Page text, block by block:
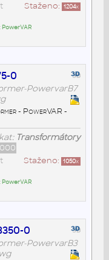
Staženo: 1204x
PowerVAR
0
PowervarB7
- PowerVAR -
kat: Transformátory
Staženo: 1050x
PowerVAR
0
PowervarB3